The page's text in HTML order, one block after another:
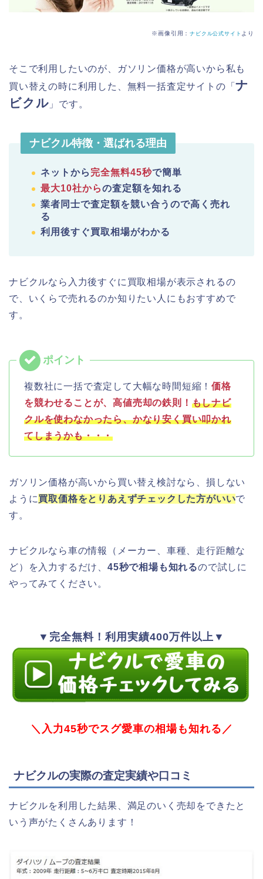
※画像引用：ナビクル公式サイト より
そこで利用したいのが、ガソリン価格が高いから私も
買い替えの時に利用した、無料一括査定サイトの「ナ
ビクル 」です。
ナビクル特徴・選ばれる理由
ネットから 完全無料45秒で簡単
最大10社からの査定額を知れる
業者同士で査定額を競い合うので高く売れ
る
利用後すぐ買取相場がわかる
ナビクルなら入力後すぐに買取相場が表示されるの
で、いくらで売れるのか知りたい人にもおすすめで
す。
複数社に一括で査定して大幅な時間短縮！価格
を競わせることが、高値売却の鉄則！ もしナビ
クルを使わなかったら、かなり安く買い叩かれ
てしまうかも・・・
ガソリン価格が高いから買い替え検討なら、損しない
ように買取価格をとりあえずチェックした方がいいで
す。
ナビクルなら車の情報（メーカー、車種、走行距離な
ど）を入力するだけ、 45秒で相場も知れるので試しに
やってみてください。
▼完全無料！利用実績400万件以上▼
＼入力45秒でスグ愛車の相場も知れる／
ナビクルの実際の査定実績や口コミ
ナビクルを利用した結果、満足のいく売却をできたと
いう声がたくさんあります！